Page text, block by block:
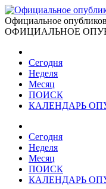
Официальное
ОФИЦИАЛЬНОЕ
Сегодня
Неделя
Месяц
ПОИСК
КАЛЕНДАРЬ
Сегодня
Неделя
Месяц
ПОИСК
КАЛЕНДАРЬ